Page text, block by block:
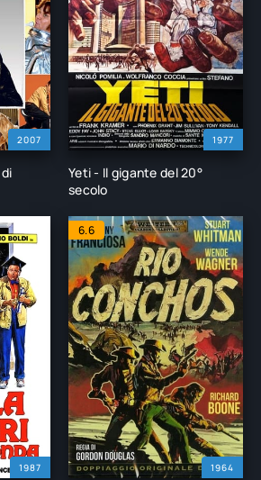
2007 1977
Yeti - Il gigante del 20°
secolo
1987 1964
6.6